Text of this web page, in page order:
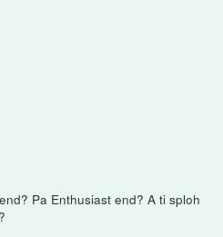
Pa Enthusiast end? A ti sploh